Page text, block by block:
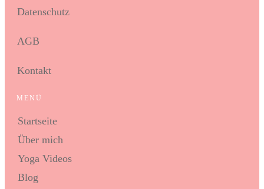
Datenschutz
AGB
Kontakt
MENÜ
Startseite
Über mich
Yoga Videos
Blog